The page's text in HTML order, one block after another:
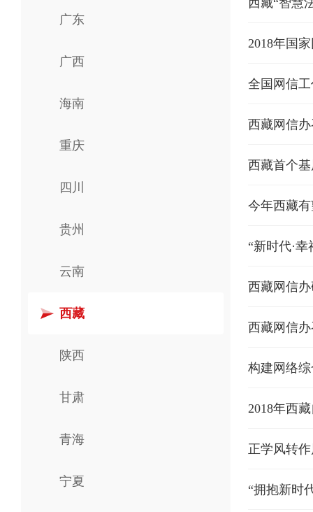
广东
广西
海南
重庆
四川
贵州
云南
西藏
陕西
甘肃
青海
宁夏
西藏“智慧
2018年国
全国网信
西藏网信
西藏首个
今年西藏
“新时代·
西藏网信
西藏网信
构建网络
2018年西
正学风转
“拥抱新时